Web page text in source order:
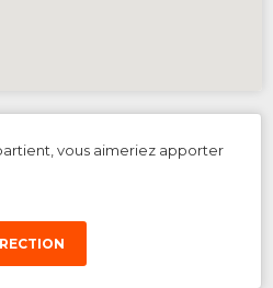
vous aimeriez apporter